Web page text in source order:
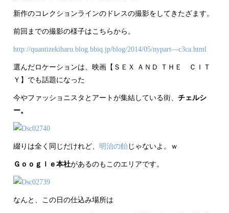
新作のコレクションラインのドレスの撮影をしてきたざます。
前回までの撮影の様子はこちらから。
http://quantizekiharu.blog.bbiq.jp/blog/2014/05/nypart—c3ca.html
選んだロケーションは、映画【ＳＥＸ ＡＮＤ ＴＨＥ ＣＩＴ
Ｙ】でも話題になった
今やファッショニスタとアートが集結している街、チェルシ
ー。
綴りは全く同じだけれど、 明治の飴じゃないよ。ｗ
Ｇｏｏｇｌｅ本社があるのもこのエリアです。
なんと、この日の仕込み場所は